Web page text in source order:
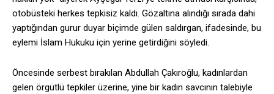
otobüsteki herkes tepkisiz kaldı. Gözaltına alındığı sırada dahi
yaptığından gurur duyar biçimde gülen saldırgan, ifadesinde, bu
eylemi İslam Hukuku için yerine getirdiğini söyledi.
Öncesinde serbest bırakılan Abdullah Çakıroğlu, kadınlardan
gelen örgütlü tepkiler üzerine, yine bir kadın savcının talebiyle